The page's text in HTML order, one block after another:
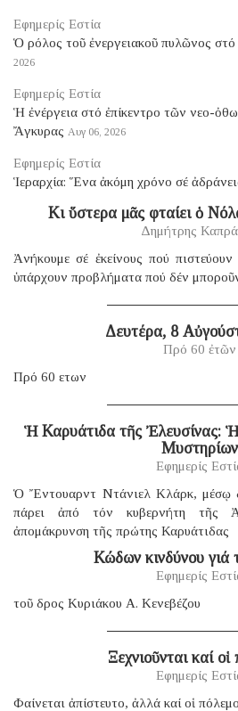
Εφημερίς Εστία
Ὁ ρόλος τοῦ ἐνεργειακοῦ πυλῶνος στό
2026
Εφημερίς Εστία
Ἡ ἐνέργεια στό ἐπίκεντρο τῶν νεο-
Ἄγκυρας Αυγ 06, 2026
Εφημερίς Εστία
Ἱεραρχία: Ἕνα ἀκόμη χρόνο σέ
Κι ὕστερα μᾶς φταίει ὁ
Δημήτρης
Ἀνήκουμε σέ ἐκείνους πού
ὑπάρχουν προβλήματα πού δέν
Δευτέρα, 8
Πρό 60 ἐτῶν
Πρό 60 ετων
Ἡ Καρυάτιδα τῆς Ἐλευσίνας:
Μυστηρίων
Εφημερίς
Ὁ Ἔντουαρντ Ντάνιελ Κλάρκ, μέσῳ
πάρει ἀπό τόν κυβερνήτη τῆς
ἀπομάκρυνση τῆς πρώτης Καρυάτιδας
Κώδων κινδύνου γιά
Εφημερίς
τοῦ δρος Κυριάκου Α. Κενεβέζου
Ξεχνιοῦνται καί οἱ
Εφημερίς
Φαίνεται ἀπίστευτο, ἀλλά καί οἱ